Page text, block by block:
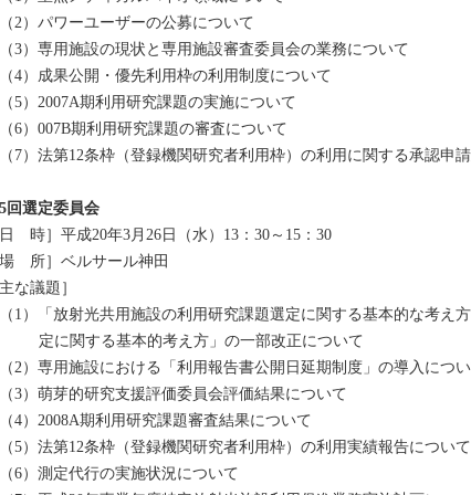
（2）パワーユーザーの公募について
（3）専用施設の現状と専用施設審査委員会の業務について
（4）成果公開・優先利用枠の利用制度について
（5）2007A期利用研究課題の実施について
（6）007B期利用研究課題の審査について
（7）法第12条枠（登録機関研究者利用枠）の利用に関する承認申
回選定委員会
日 時］平成20年3月26日（水）13：30～15：30
場 所］ベルサール神田
主な議題］
（1）「放射光共用施設の利用研究課題選定に関する基本的な考え
定に関する基本的考え方」の一部改正について
（2）専用施設における「利用報告書公開日延期制度」の導入につ
（3）萌芽的研究支援評価委員会評価結果について
（4）2008A期利用研究課題審査結果について
（5）法第12条枠（登録機関研究者利用枠）の利用実績報告について
（6）測定代行の実施状況について